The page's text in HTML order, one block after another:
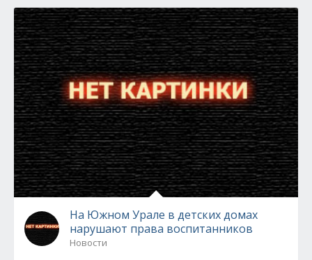
На Южном Урале в детских домах
нарушают права воспитанников
Новости